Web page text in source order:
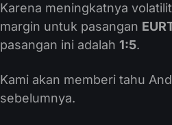
Karena meningkatnya
margin untuk pasangan
pasangan ini adalah 1:5.
Kami akan memberi tahu
sebelumnya.